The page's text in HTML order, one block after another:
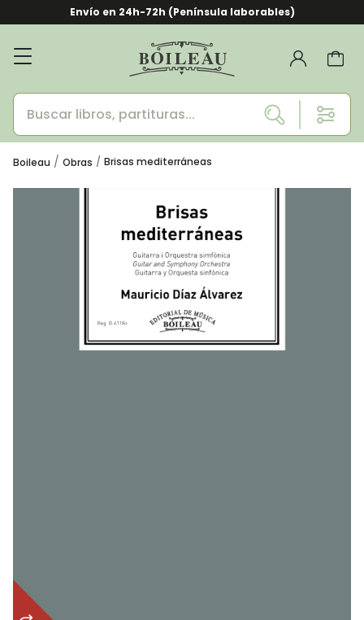
Envío en 24h-72h (Península laborables)
Boileau Obras Brisas mediterráneas